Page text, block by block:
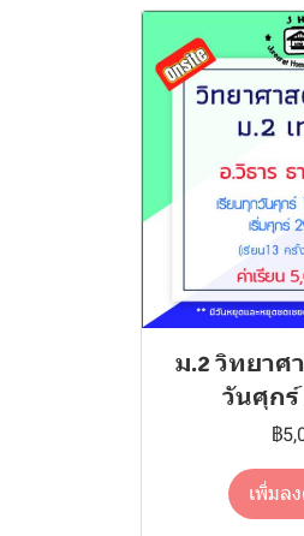
ม.2 วิทยาศ
วันศุกร์
฿
เพิ่มล